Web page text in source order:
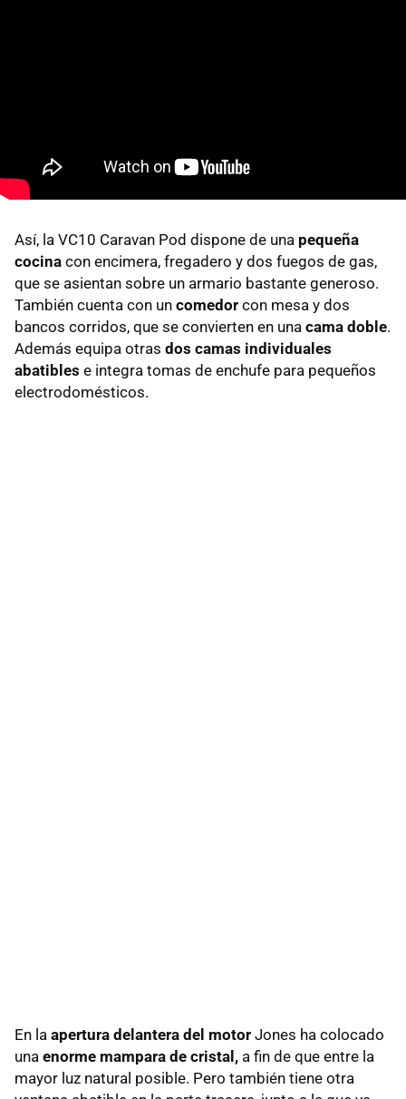
Así, la VC10 Caravan Pod dispone de una pequeña
cocina con encimera, fregadero y dos fuegos de gas,
que se asientan sobre un armario bastante generoso.
También cuenta con un comedor con mesa y dos
bancos corridos, que se convierten en una cama doble.
Además equipa otras dos camas individuales
abatibles e integra tomas de enchufe para pequeños
electrodomésticos.
En la apertura delantera del motor Jones ha colocado
una enorme mampara de cristal, a fin de que entre la
mayor luz natural posible. Pero también tiene otra